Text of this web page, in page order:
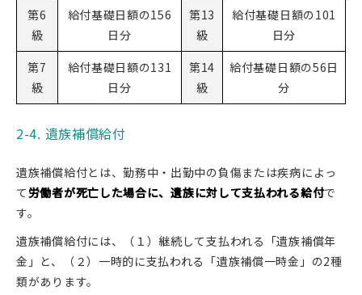
第6
級
給付基礎日額の156
日分
第13
級
給付基礎日額の101
日分
第7
級
給付基礎日額の131
日分
第14
級
給付基礎日額の56日
分
2-4. 遺族補償給付
遺族補償給付とは、勤務中・出勤中の負傷または疾病によっ
て労働者が死亡した場合に、遺族に対して支払われる給付で
す。
遺族補償給付には、（１）継続して支払われる「遺族補償年
金」と、（２）一時的に支払われる「遺族補償一時金」の2種
類があります。